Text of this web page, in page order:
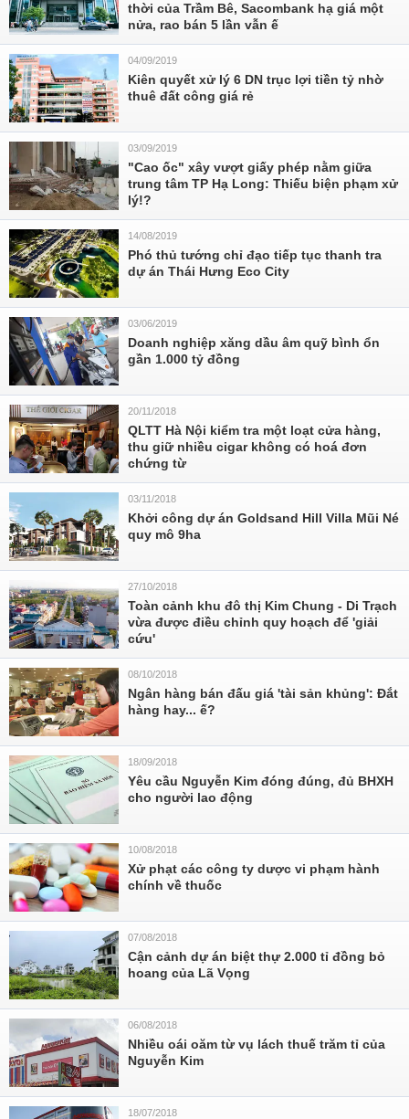
thời của Trầm Bê, Sacombank hạ giá một
nửa, rao bán 5 lần vẫn ế
04/09/2019
Kiên quyết xử lý 6 DN trục lợi tiền tỷ nhờ
thuê đất công giá rẻ
03/09/2019
"Cao ốc" xây vượt giấy phép nằm giữa
trung tâm TP Hạ Long: Thiếu biện phạm xử
lý!?
14/08/2019
Phó thủ tướng chỉ đạo tiếp tục thanh tra
dự án Thái Hưng Eco City
03/06/2019
Doanh nghiệp xăng dầu âm quỹ bình ổn
gần 1.000 tỷ đồng
20/11/2018
QLTT Hà Nội kiểm tra một loạt cửa hàng,
thu giữ nhiều cigar không có hoá đơn
chứng từ
03/11/2018
Khởi công dự án Goldsand Hill Villa Mũi Né
quy mô 9ha
27/10/2018
Toàn cảnh khu đô thị Kim Chung - Di Trạch
vừa được điều chỉnh quy hoạch để 'giải
cứu'
08/10/2018
Ngân hàng bán đấu giá 'tài sản khủng': Đắt
hàng hay... ế?
18/09/2018
Yêu cầu Nguyễn Kim đóng đúng, đủ BHXH
cho người lao động
10/08/2018
Xử phạt các công ty dược vi phạm hành
chính về thuốc
07/08/2018
Cận cảnh dự án biệt thự 2.000 tỉ đồng bỏ
hoang của Lã Vọng
06/08/2018
Nhiều oái oăm từ vụ lách thuế trăm tỉ của
Nguyễn Kim
18/07/2018